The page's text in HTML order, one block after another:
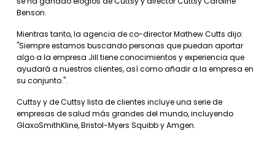
Benson.
Mientras tanto, la agencia de co-director Mathew Cutts dijo:
"Siempre estamos buscando personas que puedan aportar
algo a la empresa Jill tiene conocimientos y experiencia que
ayudará a nuestros clientes, así como añadir a la empresa en
su conjunto.".
Cuttsy y de Cuttsy lista de clientes incluye una serie de
empresas de salud más grandes del mundo, incluyendo
GlaxoSmithKline, Bristol-Myers Squibb y Amgen.